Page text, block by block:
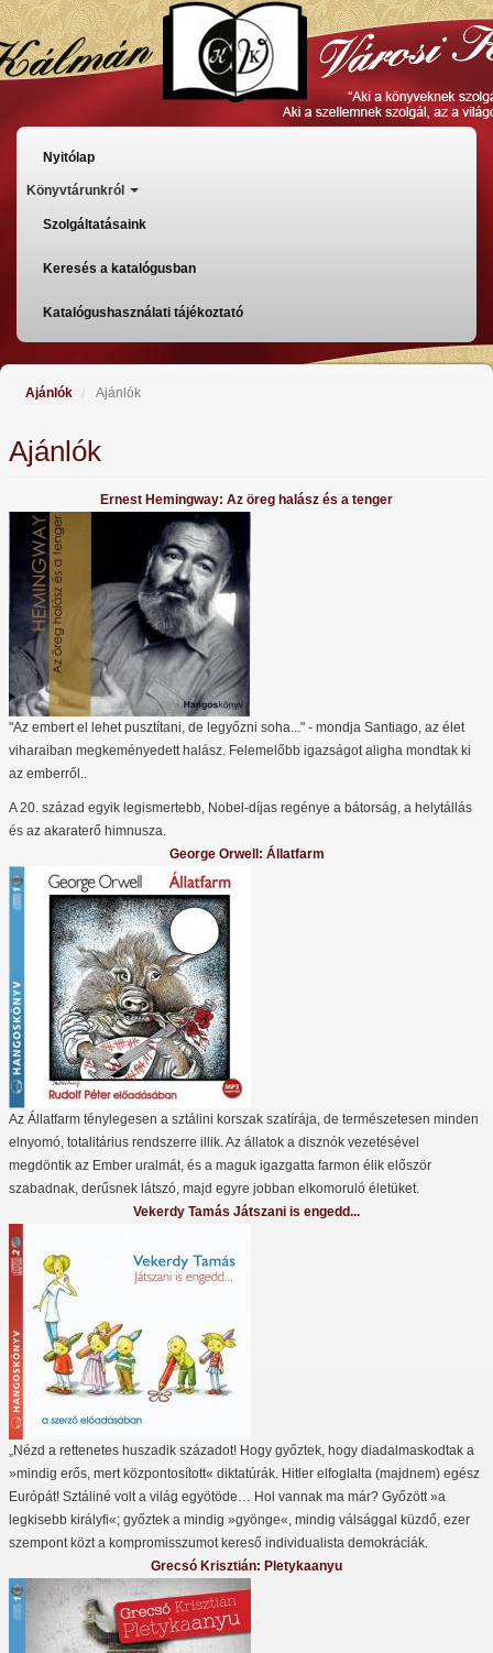
Ugrás
a
tartalomra
Főmenü
Nyitólap
Könyvtárunkról
Szolgáltatásaink
Keresés a katalógusban
Katalógushasználati tájékoztató
Ajánlók Ajánlók
Ajánlók
Ernest Hemingway: Az öreg halász és a tenger
"Az embert el lehet pusztítani, de legyőzni soha..." - mondja Santiago, az élet
viharaiban megkeményedett halász. Felemelőbb igazságot aligha mondtak ki
az emberről..
A 20. század egyik legismertebb, Nobel-díjas regénye a bátorság, a helytállás
és az akaraterő himnusza.
George Orwell: Állatfarm
Az Állatfarm ténylegesen a sztálini korszak szatírája, de természetesen minden
elnyomó, totalitárius rendszerre illik. Az állatok a disznók vezetésével
megdöntik az Ember uralmát, és a maguk igazgatta farmon élik először
szabadnak, derűsnek látszó, majd egyre jobban elkomoruló életüket.
Vekerdy Tamás Játszani is engedd...
„Nézd a rettenetes huszadik századot! Hogy győztek, hogy diadalmaskodtak a
»mindig erős, mert központosított« diktatúrák. Hitler elfoglalta (majdnem) egész
Európát! Sztáliné volt a világ egyötöde… Hol vannak ma már? Győzött »a
legkisebb királyfi«; győztek a mindig »gyönge«, mindig válsággal küzdő, ezer
szempont közt a kompromisszumot kereső individualista demokráciák.
Grecsó Krisztián: Pletykaanyu